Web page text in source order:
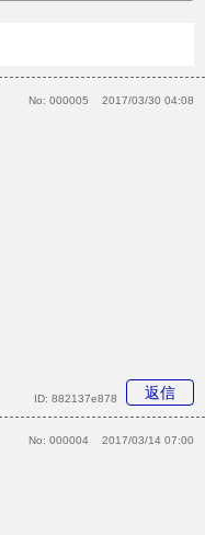
No: 000005 2017/03/30 04:08
返信
ID: 882137e878
No: 000004 2017/03/14 07:00